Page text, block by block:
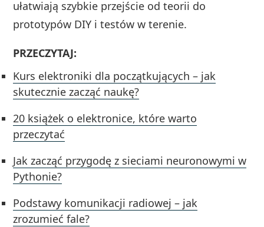
ułatwiają szybkie przejście od teorii do
prototypów DIY i testów w terenie.
PRZECZYTAJ:
Kurs elektroniki dla początkujących – jak
skutecznie zacząć naukę?
20 książek o elektronice, które warto
przeczytać
Jak zacząć przygodę z sieciami neuronowymi w
Pythonie?
Podstawy komunikacji radiowej – jak
zrozumieć fale?